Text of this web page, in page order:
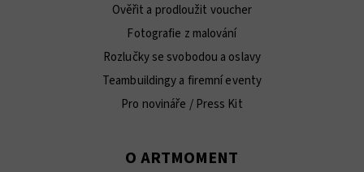
Ověřit a prodloužit voucher
Fotografie z malování
Rozlučky se svobodou a oslavy
Teambuildingy a firemní eventy
Pro novináře / Press Kit
O ARTMOMENT